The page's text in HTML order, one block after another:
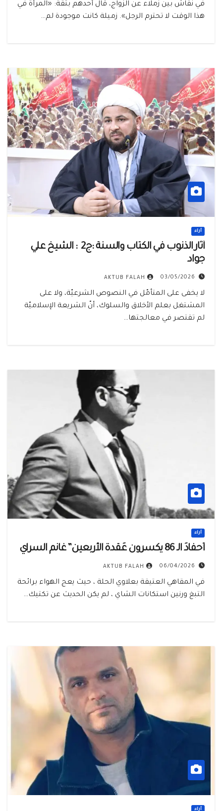
في نقاش بين زملاء عن الزواج، قال أحدهم بثقة: «المرأة في
هذا الوقت لا تحترم الرجل». زميلة كانت موجودة لم…
أراء
آثار الذنوب في الكتاب والسنة :ج2 : الشيخ علي
جواد
03/05/2026
AKTUB FALAH
لا يخفى على المتأمّل في النصوص الشرعيّة، ولا على
المشتغل بعلم الأخلاق والسلوك، أنّ الشريعة الإسلاميّة
لم تقتصر في معالجتها…
أراء
أحفادُ الـ 86 يكسرون عُقدة الأربعين” غانم السراي
06/04/2026
AKTUB FALAH
في المقاهي العتيقة بعلاوي الحلة ، حيث يعج الهواء برائحة
التبغ ورنين استكانات الشاي ، لم يكن الحديث عن تكتيك…
أراء